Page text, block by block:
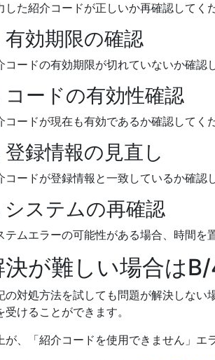
した紹介コードが正しいか再確認して
有効期限の確認
コードの有効期限が切れていないか確認
コードの有効性確認
コードが現在も有効であるか確認してく
登録情報の見直し
コードが登録情報と一致しているか確認
システムの再確認
テムエラーの可能性がある場合、時間
決が難しい場合は
の対処方法を試しても問題が解決しな
受けることができます。
が、「紹介コードを使用できません」